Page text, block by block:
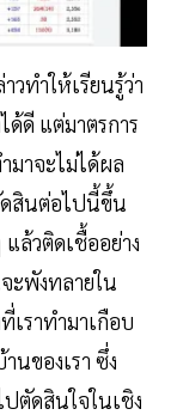
วทำให้เรียนรู้ว่า
ดี แต่มาตรการ
มาจะไม่ได้ผล
ดสินต่อไปนี้ขึ้น
ล้วติดเชื้ออย่าง
ะพังทลายใน
เราทำมาเกือบ
นของเรา ซึ่ง
ตัดสินใจในเชิง